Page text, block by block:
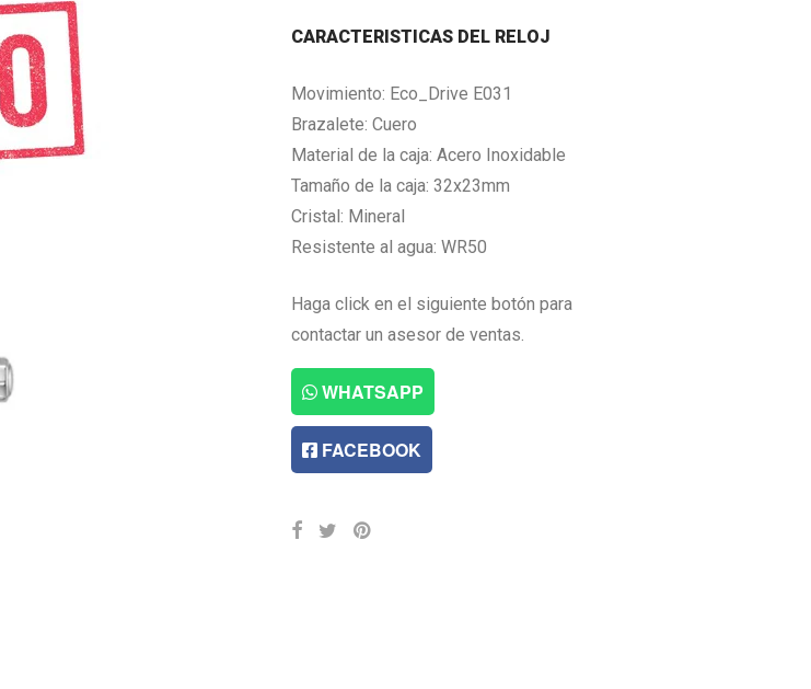
CARACTERISTICAS DEL RELOJ
Movimiento: Eco_Drive E031
Brazalete: Cuero
Material de la caja: Acero Inoxidable
Tamaño de la caja: 32x23mm
Cristal: Mineral
Resistente al agua: WR50
Haga click en el siguiente botón para
contactar un asesor de ventas.
WHATSAPP
FACEBOOK